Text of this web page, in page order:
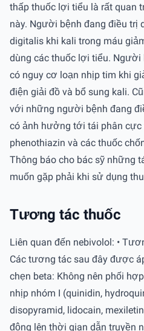
thấp thuốc lợi tiểu là rất quan
này. Người bệnh đang điều trị
digitalis khi kali trong máu
dùng các thuốc lợi tiểu. Người
có nguy cơ loạn nhịp tim khi
điện giải đồ và bổ sung kali.
với những người bệnh đang
có ảnh hưởng tới tái phân cực
phenothiazin và các thuốc
Thông báo cho bác sỹ những
muốn gặp phải khi sử dụng
Tương tác thuốc
Liên quan đến nebivolol: •
Các tương tác sau đây được
chẹn beta: Không nên phối
nhịp nhóm I (quinidin,
disopyramid, lidocain,
động lên thời gian dẫn truyền